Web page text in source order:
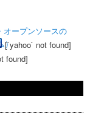
[`yahoo` not found]
found]